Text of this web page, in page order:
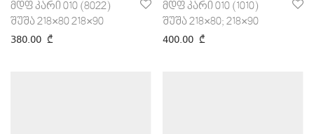
მდფ კარი 010 (8022)
შუშა 218×80 218×90
380.00 ₾
მდფ კარი 010 (1010)
შუშა 218×80; 218×90
400.00 ₾